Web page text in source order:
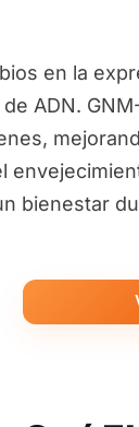
en la
ADN.
bienestar